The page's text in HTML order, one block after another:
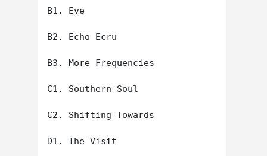
B1. Eve
B2. Echo Ecru
B3. More Frequencies
C1. Southern Soul
C2. Shifting Towards
D1. The Visit